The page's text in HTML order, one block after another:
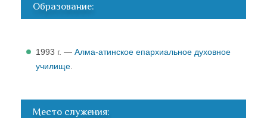
Образование:
1993 г. — Алма-атинское епархиальное духовное
училище
Место служения: